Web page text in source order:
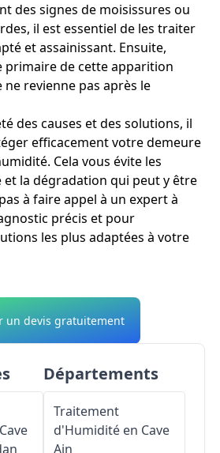
des signes de moisissures ou
il est essentiel de les traiter
et assainissant. Ensuite,
primaire de cette apparition
revienne pas après le
des causes et des solutions, il
efficacement votre demeure
Cela vous évite les
et la dégradation qui peut y être
à faire appel à un expert à
précis et pour
les plus adaptées à votre
un devis gratuitement
Départements
Traitement
d'Humidité en Cave
Ain